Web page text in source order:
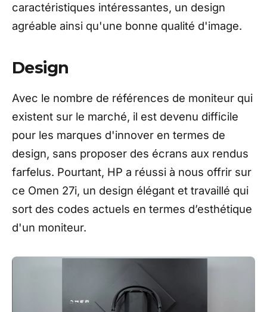
caractéristiques intéressantes, un design
agréable ainsi qu'une bonne qualité d'image.
Design
Avec le nombre de références de moniteur qui
existent sur le marché, il est devenu difficile
pour les marques d'innover en termes de
design, sans proposer des écrans aux rendus
farfelus. Pourtant, HP a réussi à nous offrir sur
ce Omen 27i, un design élégant et travaillé qui
sort des codes actuels en termes d’esthétique
d'un moniteur.